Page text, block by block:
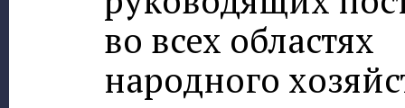
во всех областях
народного